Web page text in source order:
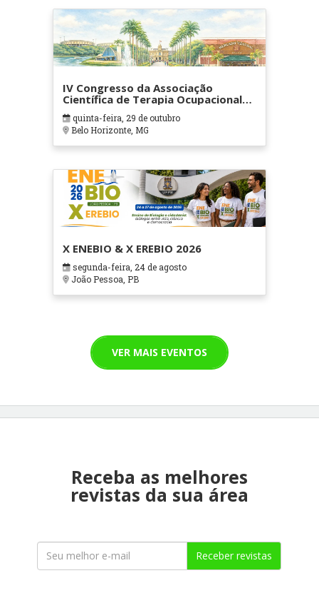
IV Congresso da Associação
Científica de Terapia Ocupacional
em Contextos Hospitalares e
Cuidados Paliativos - ATOHOSP
quinta-feira, 29 de outubro
Belo Horizonte, MG
X ENEBIO & X EREBIO 2026
segunda-feira, 24 de agosto
João Pessoa, PB
VER MAIS EVENTOS
Receba as melhores
revistas da sua área
Receber revistas